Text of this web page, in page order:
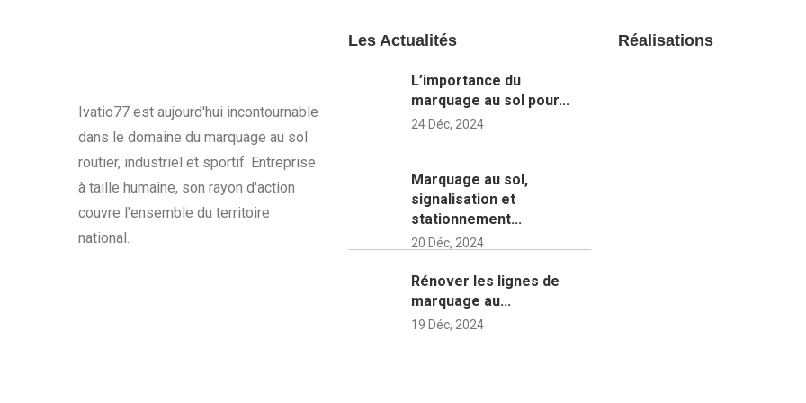
Ivatio77 est aujourd'hui incontournable
dans le domaine du marquage au sol
routier, industriel et sportif. Entreprise
à taille humaine, son rayon d'action
couvre l'ensemble du territoire
national.
Les Actualités
L’importance du
marquage au sol pour...
24 Déc, 2024
Marquage au sol,
signalisation et
stationnement...
20 Déc, 2024
Rénover les lignes de
marquage au...
19 Déc, 2024
Réalisations